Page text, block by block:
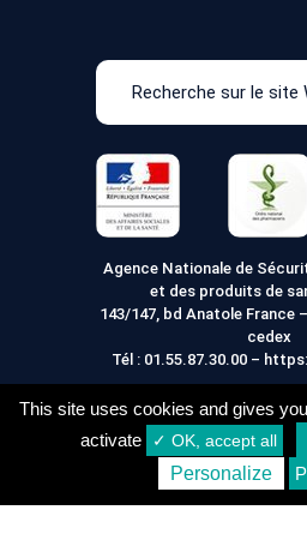
Recherche
le
site
Web
Agence Nationale de
et des produits de
143/147, bd Anatole France
cedex
Tél : 01.55.87.30.00 –
Mentions légales
Conditions de
This site uses cookies and gives
activate
✓ OK, accept all
Personalize